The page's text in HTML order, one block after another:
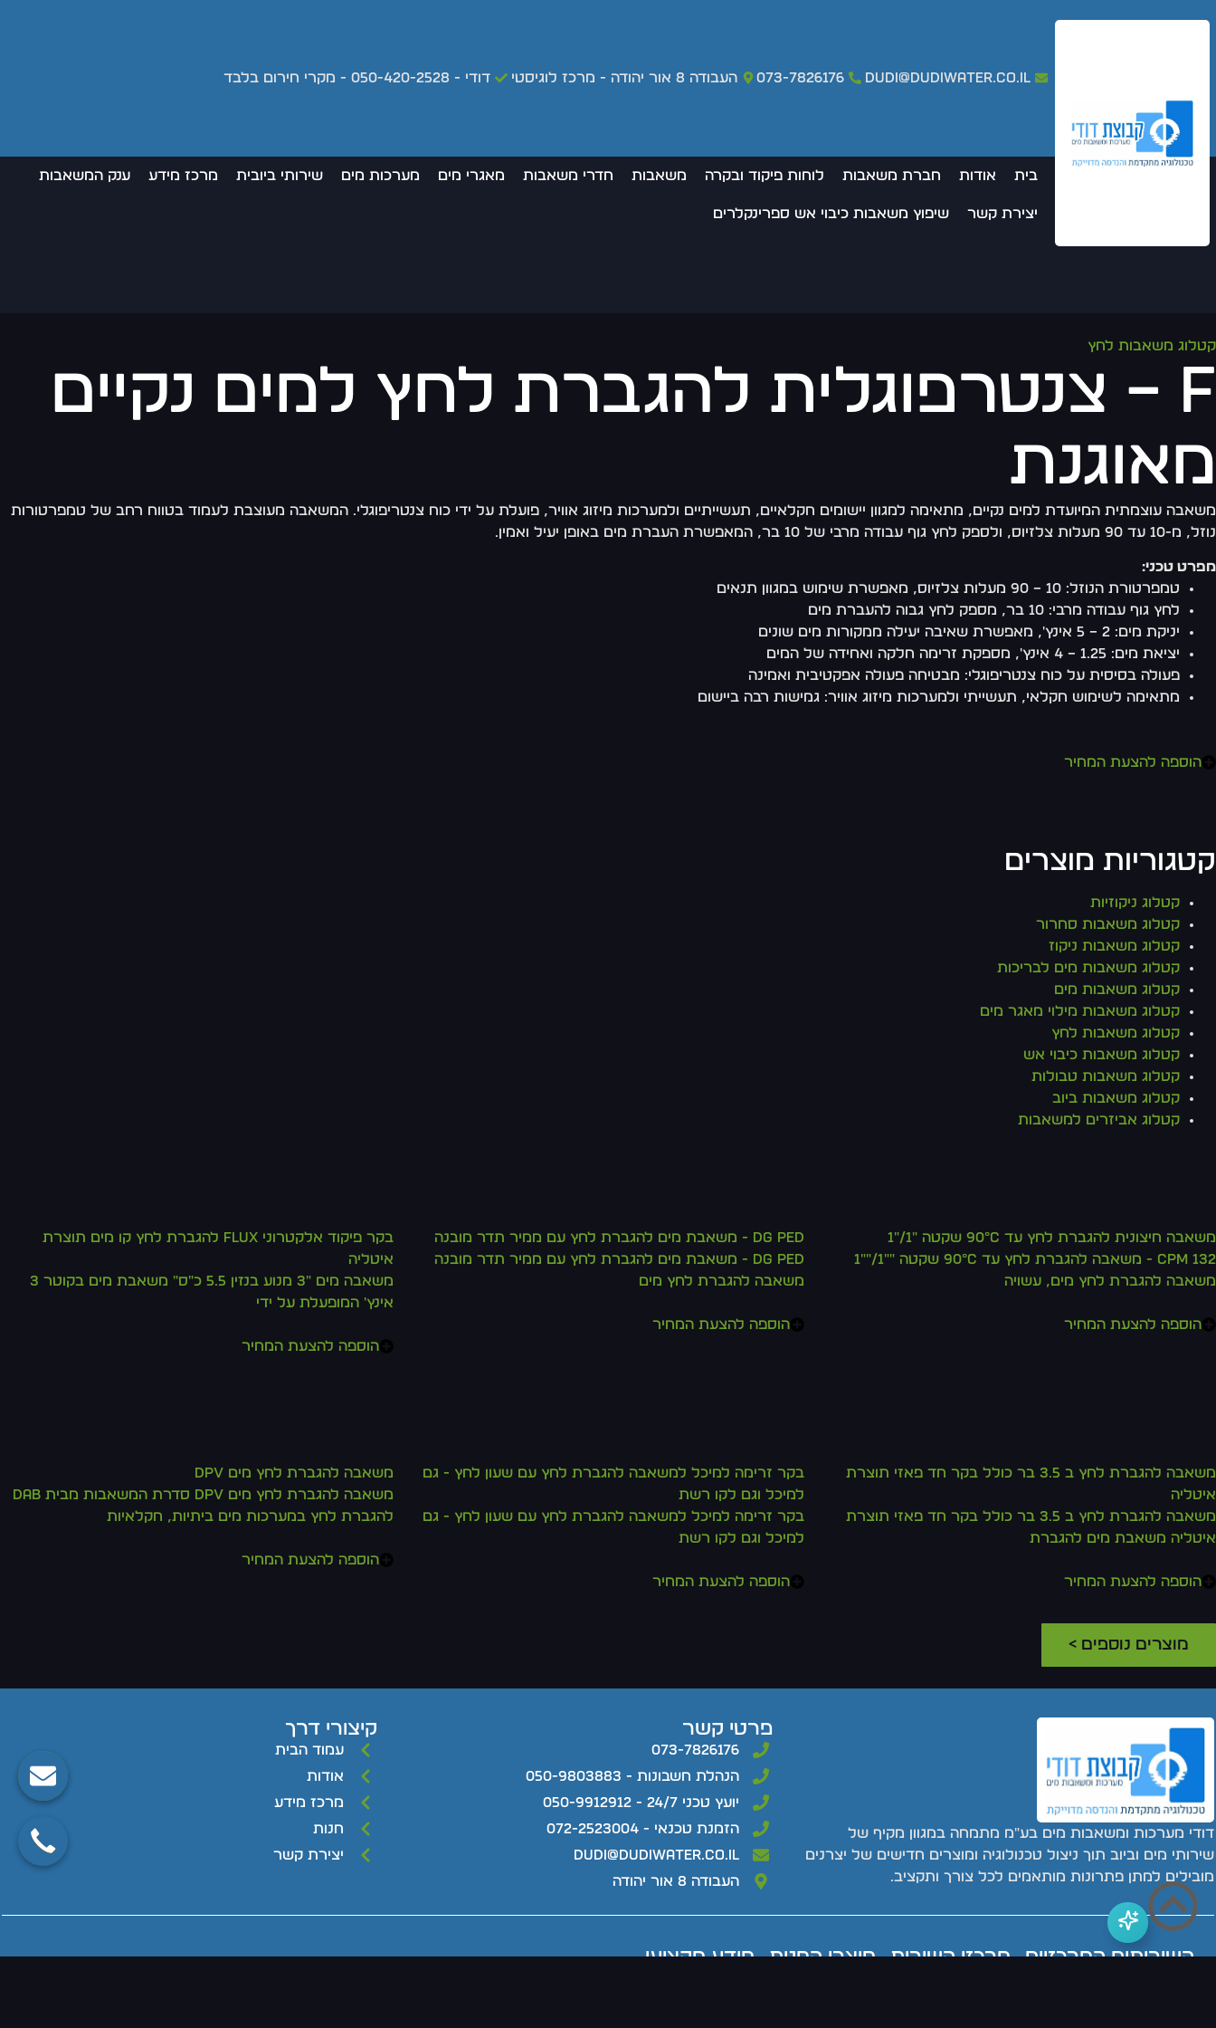
dudi@dudiwater.co.il
073-7826176 העבודה 8 אור יהודה - מרכז לוגיסטי דודי - 050-420-2528 - מקרי חירום בלבד
בית אודות חברת משאבות לוחות פיקוד ובקרה משאבות חדרי משאבות מאגרי מים מערכות מים שירותי ביובית מרכז מידע ענק המשאבות
יצירת קשר שיפוץ משאבות כיבוי אש ספרינקלרים
קטלוג משאבות לחץ
F – צנטרפוגלית להגברת לחץ למים נקיים
מאוגנת
משאבה עוצמתית המיועדת למים נקיים, מתאימה למגוון יישומים חקלאיים, תעשייתיים ולמערכות מיזוג אוויר, פועלת על ידי כוח צנטריפוגלי. המשאבה מעוצבת לעמוד בטווח רחב של טמפרטורות
נוזל, מ-10 עד 90 מעלות צלזיוס, ולספק לחץ גוף עבודה מרבי של 10 בר, המאפשרת העברת מים באופן יעיל ואמין.
מפרט טכני:
טמפרטורת הנוזל: 10 – 90 מעלות צלזיוס, מאפשרת שימוש במגוון תנאים
לחץ גוף עבודה מרבי: 10 בר, מספק לחץ גבוה להעברת מים
יניקת מים: 2 – 5 אינץ', מאפשרת שאיבה יעילה ממקורות מים שונים
יציאת מים: 1.25 – 4 אינץ', מספקת זרימה חלקה ואחידה של המים
פעולה בסיסית על כוח צנטריפוגלי: מבטיחה פעולה אפקטיבית ואמינה
מתאימה לשימוש חקלאי, תעשייתי ולמערכות מיזוג אוויר: גמישות רבה ביישום
הוספה להצעת המחיר
קטגוריות מוצרים
קטלוג ניקוזיות
קטלוג משאבות סחרור
קטלוג משאבות ניקוז
קטלוג משאבות מים לבריכות
קטלוג משאבות מים
קטלוג משאבות מילוי מאגר מים
קטלוג משאבות לחץ
קטלוג משאבות כיבוי אש
קטלוג משאבות טבולות
קטלוג משאבות ביוב
קטלוג אביזרים למשאבות
משאבה חיצונית להגברת לחץ עד 90°c שקטה "1/"1
CPm 132 - משאבה להגברת לחץ עד 90°C שקטה ""1/""1
משאבה להגברת לחץ מים, עשויה
הוספה להצעת המחיר
DG PED - משאבת מים להגברת לחץ עם ממיר תדר מובנה
DG PED - משאבת מים להגברת לחץ עם ממיר תדר מובנה
משאבה להגברת לחץ מים
הוספה להצעת המחיר
בקר פיקוד אלקטרוני FLUX להגברת לחץ קו מים תוצרת
איטליה
משאבה מים "3 מנוע בנזין 5.5 כ"ס" משאבת מים בקוטר 3
אינץ' המופעלת על ידי
הוספה להצעת המחיר
משאבה להגברת לחץ ב 3.5 בר כולל בקר חד פאזי תוצרת
איטליה
משאבה להגברת לחץ ב 3.5 בר כולל בקר חד פאזי תוצרת
איטליה משאבת מים להגברת
הוספה להצעת המחיר
בקר זרימה למיכל למשאבה להגברת לחץ עם שעון לחץ - גם
למיכל וגם לקו רשת
בקר זרימה למיכל למשאבה להגברת לחץ עם שעון לחץ - גם
למיכל וגם לקו רשת
הוספה להצעת המחיר
משאבה להגברת לחץ מים DPV
משאבה להגברת לחץ מים DPV סדרת המשאבות מבית DAB
להגברת לחץ במערכות מים ביתיות, חקלאיות
הוספה להצעת המחיר
מוצרים נוספים >
דודי מערכות ומשאבות מים בע"מ מתמחה במגוון מקיף של
שירותי מים וביוב תוך ניצול טכנולוגיה ומוצרים חדישים של יצרנים
מובילים למתן פתרונות מותאמים לכל צורך ותקציב.
פרטי קשר
073-7826176
הנהלת חשבונות - 050-9803883
יועץ טכני 24/7 - 050-9912912
הזמנת טכנאי - 072-2523004
dudi@dudiwater.co.il
העבודה 8 אור יהודה
קיצורי דרך
עמוד הבית
אודות
מרכז מידע
חנות
יצירת קשר
השירותים המרכזיים מרכזי השירות מוצרי החנות מידע מקצועי